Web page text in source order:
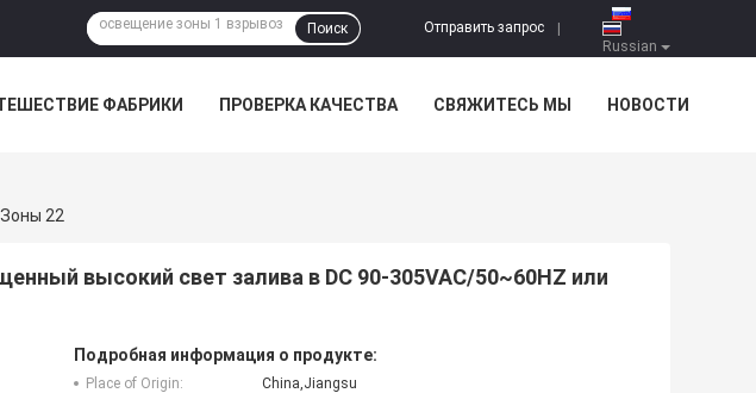
Russian
Отправить запрос
Поиск
ФАБРИКИ ПРОВЕРКА КАЧЕСТВА СВЯЖИТЕСЬ МЫ НОВОСТИ
22
высокий свет залива в DC 90-305VAC/50~60HZ или
Подробная информация о продукте:
Place of Origin:
China,Jiangsu